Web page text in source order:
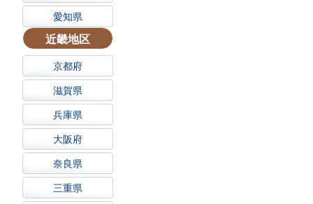
愛知県
近畿地区
京都府
滋賀県
兵庫県
大阪府
奈良県
三重県